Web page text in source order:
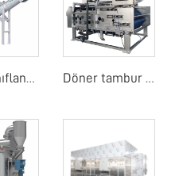
Kırıntı Sınıflandırıcı Döner tambur bant filtre basıncı